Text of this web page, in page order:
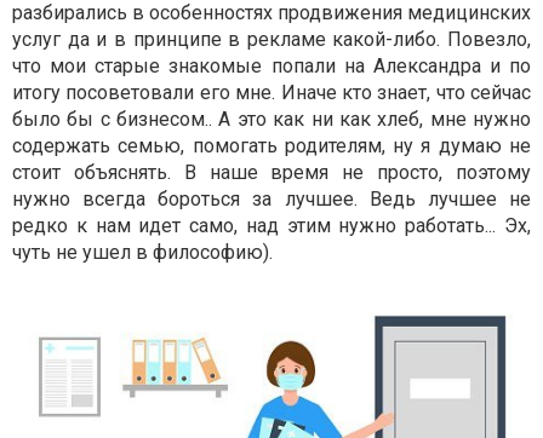
разбирались в особенностях продвижения медицинских
услуг да и в принципе в рекламе какой-либо. Повезло,
что мои старые знакомые попали на Александра и по
итогу посоветовали его мне. Иначе кто знает, что сейчас
было бы с бизнесом.. А это как ни как хлеб, мне нужно
содержать семью, помогать родителям, ну я думаю не
стоит объяснять. В наше время не просто, поэтому
нужно всегда бороться за лучшее. Ведь лучшее не
редко к нам идет само, над этим нужно работать... Эх,
чуть не ушел в философию).